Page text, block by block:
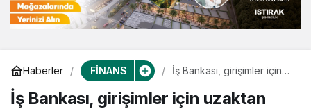
Haberler FİNANS
İş Bankası, girişimler için
dönemini başlattı
İş Bankası, girişimler için uzaktan